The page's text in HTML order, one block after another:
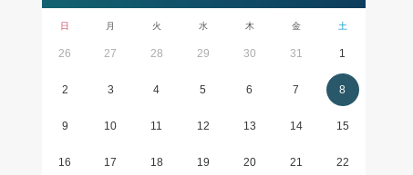
日 月 火 水 木 金 土
26 27 28 29 30 31 1
2 3 4 5 6 7 8
9 10 11 12 13 14 15
16 17 18 19 20 21 22